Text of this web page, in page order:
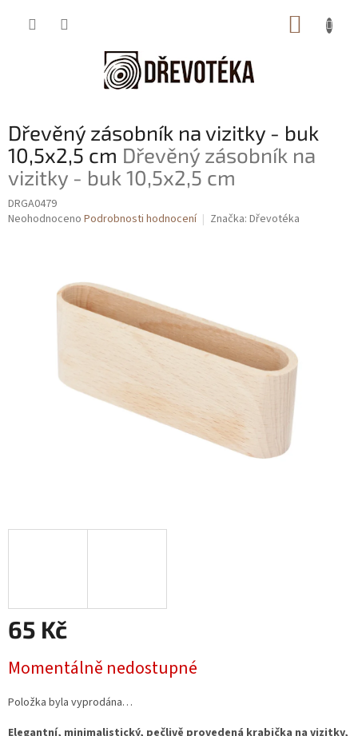
Dřevěný zásobník na vizitky - buk
10,5x2,5 cm Dřevěný zásobník na
vizitky - buk 10,5x2,5 cm
DRGA0479
Průměrné
Neohodnoceno Podrobnosti hodnocení Značka: Dřevotéka
65 Kč
cena:
Momentálně nedostupné
Položka byla vyprodána…